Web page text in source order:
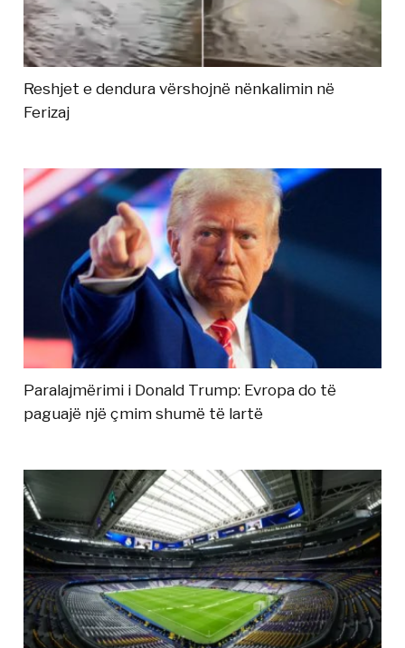
Reshjet e dendura vërshojnë nënkalimin në
Ferizaj
Paralajmërimi i Donald Trump: Evropa do të
paguajë një çmim shumë të lartë